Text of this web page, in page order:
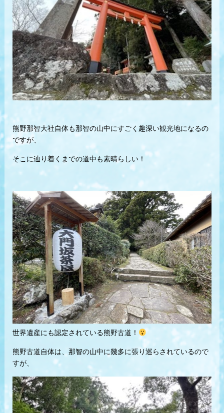
熊野那智大社自体も那智の山中にすごく趣深い観光地になるの
ですが、
そこに辿り着くまでの道中も素晴らしい！
世界遺産にも認定されている熊野古道！
熊野古道自体は、那智の山中に幾多に張り巡らされているので
すが、